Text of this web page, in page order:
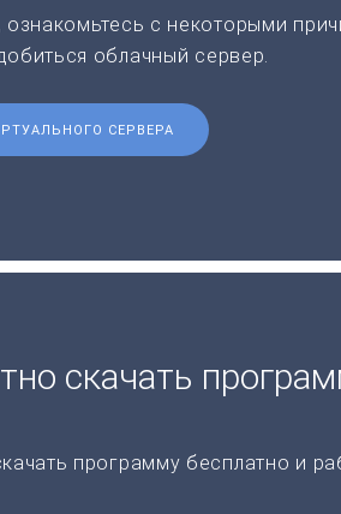
ознакомьтесь с некоторыми
облачный сервер.
СЕРВЕРА
скачать
программу бесплатно и